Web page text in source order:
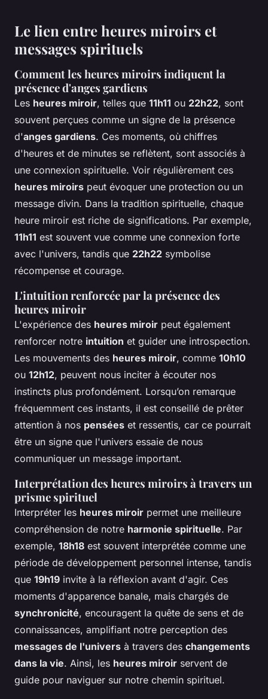
Le lien entre heures miroirs et
messages spirituels
Comment les heures miroirs indiquent la
présence d'anges gardiens
Les heures miroir, telles que 11h11 ou 22h22, sont
souvent perçues comme un signe de la présence
d'anges gardiens. Ces moments, où chiffres
d'heures et de minutes se reflètent, sont associés à
une connexion spirituelle. Voir régulièrement ces
heures miroirs peut évoquer une protection ou un
message divin. Dans la tradition spirituelle, chaque
heure miroir est riche de significations. Par exemple,
11h11 est souvent vue comme une connexion forte
avec l'univers, tandis que 22h22 symbolise
récompense et courage.
L'intuition renforcée par la présence des
heures miroir
L'expérience des heures miroir peut également
renforcer notre intuition et guider une introspection.
Les mouvements des heures miroir, comme 10h10
ou 12h12, peuvent nous inciter à écouter nos
instincts plus profondément. Lorsqu’on remarque
fréquemment ces instants, il est conseillé de prêter
attention à nos pensées et ressentis, car ce pourrait
être un signe que l'univers essaie de nous
communiquer un message important.
Interprétation des heures miroirs à travers un
prisme spirituel
Interpréter les heures miroir permet une meilleure
compréhension de notre harmonie spirituelle. Par
exemple, 18h18 est souvent interprétée comme une
période de développement personnel intense, tandis
que 19h19 invite à la réflexion avant d'agir. Ces
moments d'apparence banale, mais chargés de
synchronicité, encouragent la quête de sens et de
connaissances, amplifiant notre perception des
messages de l'univers à travers des changements
dans la vie. Ainsi, les heures miroir servent de
guide pour naviguer sur notre chemin spirituel.